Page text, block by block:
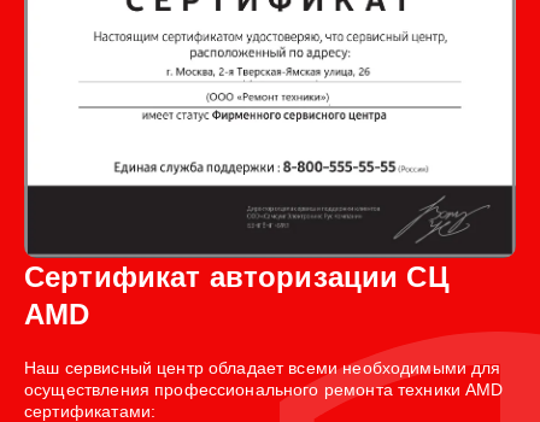
Сертификат авторизации СЦ
AMD
Наш сервисный центр обладает всеми необходимыми для
осуществления профессионального ремонта техники AMD
сертификатами: